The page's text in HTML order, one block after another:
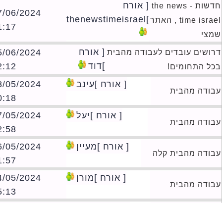
חדשות - the news
time israel , האתר
[ אורח
]thenewstimeisrael
17/06/2024
01:17
עובדים לעבודה מהבית
התחומים!
[ אורח
]דוד
05/06/2024
02:12
מהבית
[ אורח ]עינב
28/05/2024
10:18
מהבית
[ אורח ]יעל
27/05/2024
12:58
מהבית קלה
[ אורח ]מעיין
26/05/2024
01:57
מהבית
[ אורח ]מורן
24/05/2024
15:13